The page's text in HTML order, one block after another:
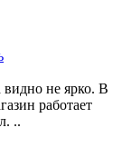
видно не ярко. В
работает
..